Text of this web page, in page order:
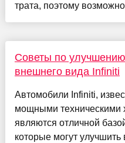
трата, поэтому
Советы по
внешнего вида Infiniti
Автомобили Infiniti,
мощными техническими
являются отличной
которые могут